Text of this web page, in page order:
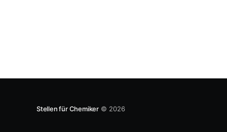
Stellen für Chemiker © 2026